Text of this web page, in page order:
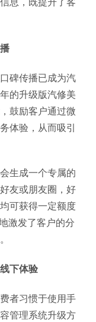
碑传播已成为汽
的升级版汽修美
鼓励客户通过微
体验，从而吸引
生成一个专属的
友或朋友圈，好
可获得一定额度
激发了客户的分
下体验
者习惯于使用手
管理系统升级方